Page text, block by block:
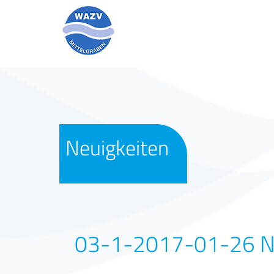
Neuigkeiten
03-1-2017-01-26